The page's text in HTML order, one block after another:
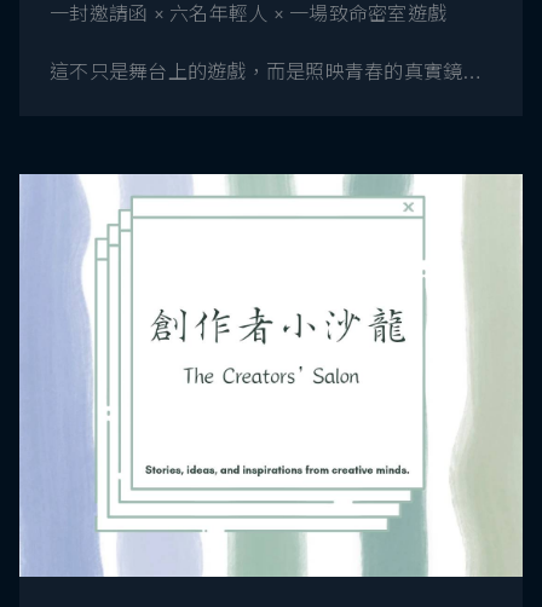
一封邀請函 × 六名年輕人 × 一場致命密室遊戲
這不只是舞台上的遊戲，而是照映青春的真實鏡
弟｜為母求生的女兒
他們為了一千萬獎金，被迫走進莊子寓言的密室。
每一次選擇，都是人性與慾望的撕裂。
合作？背叛？還是眼睜睜看著彼此崩潰？
你將在這裏見證每個人如何崩潰、撕裂、蛻變，
這場遊戲，無人能全身而退。
主辦方 敬上